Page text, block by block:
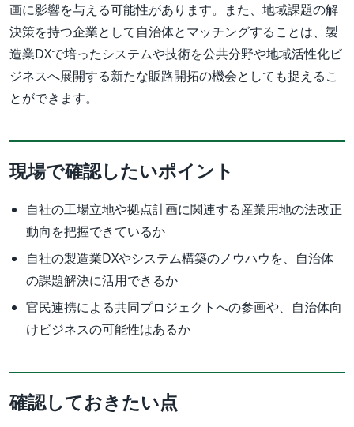
画に影響を与える可能性があります。また、地域課題の解
決策を持つ企業として自治体とマッチングすることは、製
造業DXで培ったシステムや技術を公共分野や地域活性化ビ
ジネスへ展開する新たな販路開拓の機会としても捉えるこ
とができます。
現場で確認したいポイント
自社の工場立地や拠点計画に関連する産業用地の法改正
動向を把握できているか
自社の製造業DXやシステム構築のノウハウを、自治体
の課題解決に活用できるか
官民連携による共同プロジェクトへの参画や、自治体向
けビジネスの可能性はあるか
確認しておきたい点